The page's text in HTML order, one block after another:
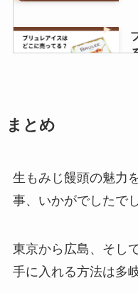
まとめ
生もみじ饅頭の魅力
事、いかがでしたで
東京から広島、そし
手に入れる方法は多